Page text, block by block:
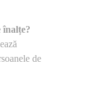
înalțe?
de